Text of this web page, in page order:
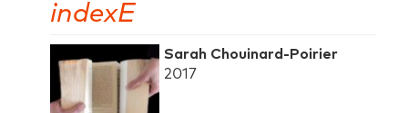
indexE
Sarah Chouinard-Poirier
2017